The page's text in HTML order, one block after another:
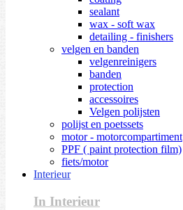
sealant
wax - soft wax
detailing - finishers
velgen en banden
velgenreinigers
banden
protection
accessoires
Velgen polijsten
polijst en poetssets
motor - motorcompartiment
PPF ( paint protection film)
fiets/motor
Interieur
In Interieur